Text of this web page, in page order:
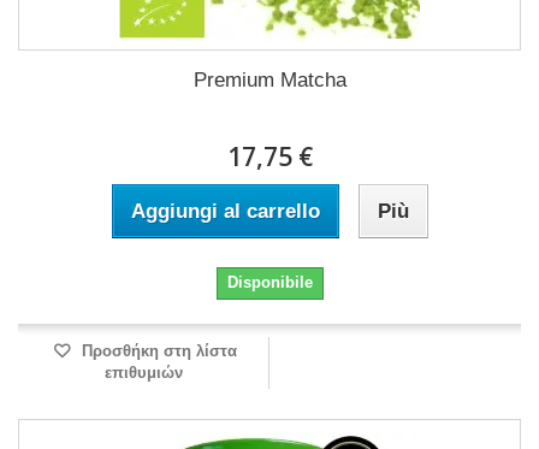
Premium Matcha
17,75 €
Aggiungi al carrello Più
Disponibile
Προσθήκη στη λίστα
επιθυμιών